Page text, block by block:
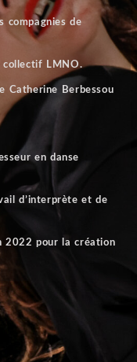
compagnies de
collectif LMNO.
Catherine Berbessou
en danse
d’interprète et de
2022 pour la création